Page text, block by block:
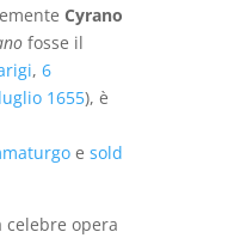
Cyrano
fosse il
, 6
1655), è
e sold
celebre opera